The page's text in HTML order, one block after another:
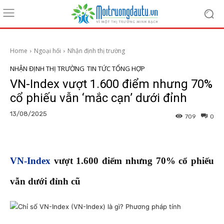
Home Ngoại hối Nhận định thị trường
NHẬN ĐỊNH THỊ TRƯỜNG TIN TỨC TỔNG HỢP
VN-Index vượt 1.600 điểm nhưng 70%
cổ phiếu vẫn ‘mắc cạn’ dưới đỉnh
13/08/2025 0
709
VN-Index vượt 1.600 điểm nhưng 70% cổ phiếu
vẫn dưới đỉnh cũ